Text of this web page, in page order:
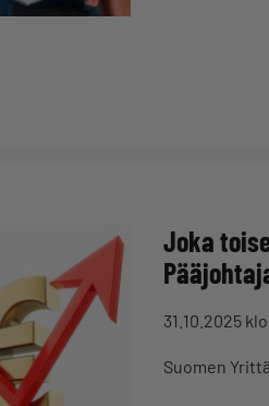
Joka
31.10.2025
Suomen